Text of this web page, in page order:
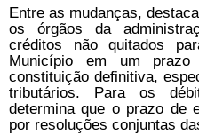
Entre as mudanças,
os órgãos da
créditos não quitados
Município em um
constituição definitiva,
tributários. Para os
determina que o prazo de
por resoluções conjuntas